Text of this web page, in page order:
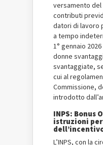
versamento del
contributi
datori di lavoro
a tempo
1° gennaio
donne
svantaggiate,
cui al
Commissione,
introdotto
INPS: Bonus
istruzioni
L’INPS, con la